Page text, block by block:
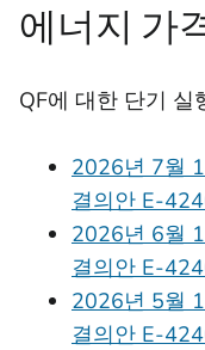
에너지 가
QF에 대한 단기 실
2026년 7월
결의안 E-
2026년 6월
결의안 E-
2026년 5월
결의안 E-